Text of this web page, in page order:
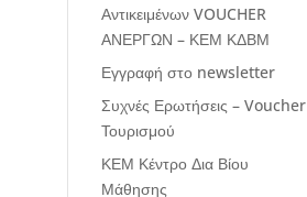
Αντικειμένων VOUCHER
ΑΝΕΡΓΩΝ – ΚΕΜ ΚΔΒΜ
Εγγραφή στο newsletter
Συχνές Ερωτήσεις – Voucher
Τουρισμού
ΚΕΜ Κέντρο Δια Βίου
Μάθησης